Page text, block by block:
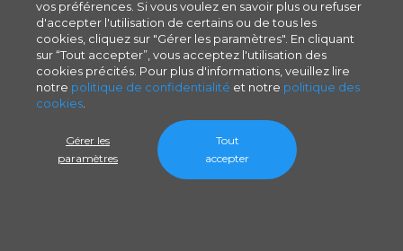
vos préférences. Si vous voulez en savoir plus ou refuser
d'accepter l'utilisation de certains ou de tous les
cookies, cliquez sur "Gérer les paramètres". En cliquant
sur “Tout accepter”, vous acceptez l'utilisation des
cookies précités. Pour plus d'informations, veuillez lire
notre politique de confidentialité et notre politique des
cookies
Gérer les
paramètres
Tout
accepter